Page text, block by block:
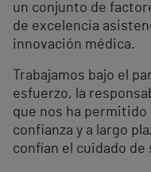
un conjunto de
de excelencia
innovación médica.
Trabajamos bajo el
esfuerzo, la
que nos ha
confianza y a largo
confían el cuidado de